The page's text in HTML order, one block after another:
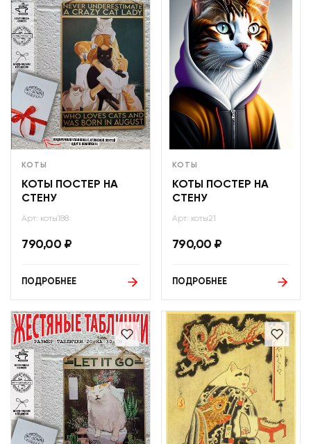
КОТЫ
КОТЫ ПОСТЕР НА
СТЕНУ
Арт: коты188
790,00 ₽
ПОДРОБНЕЕ
КОТЫ
КОТЫ ПОСТЕР НА
СТЕНУ
Арт: коты21
790,00 ₽
ПОДРОБНЕЕ